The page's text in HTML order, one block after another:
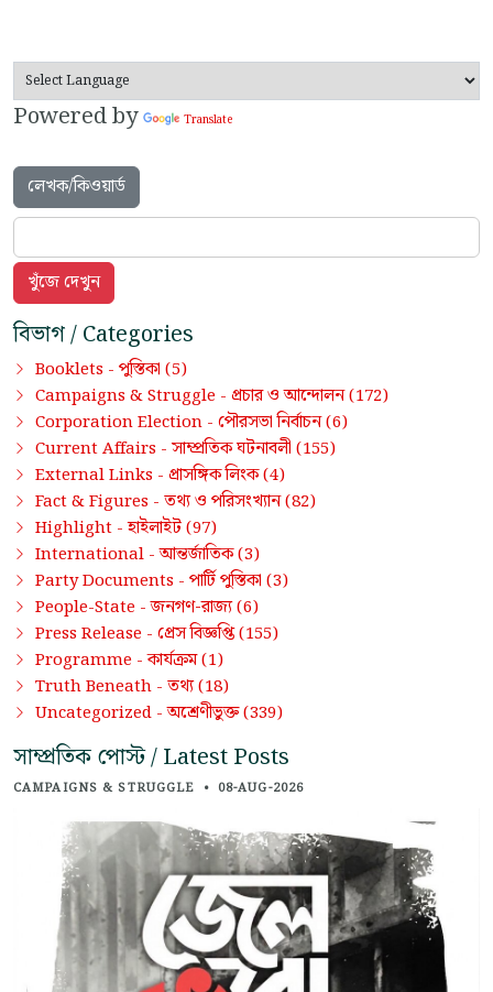
Powered by Translate
লেখক/কিওয়ার্ড
বিভাগ / Categories
Booklets - পুস্তিকা (5)
Campaigns & Struggle - প্রচার ও আন্দোলন(172)
Corporation Election - পৌরসভা নির্বাচন(6)
Current Affairs - সাম্প্রতিক ঘটনাবলী (155)
External Links - প্রাসঙ্গিক লিংক(4)
Fact & Figures - তথ্য ও পরিসংখ্যান(82)
Highlight -হাইলাইট(97)
International -আন্তর্জাতিক(3)
Party Documents - পার্টি পুস্তিকা (3)
People-State -জনগণ-রাজ্য(6)
Press Release - প্রেস বিজ্ঞপ্তি(155)
Programme -কার্যক্রম(1)
Truth Beneath - তথ্য(18)
Uncategorized -অশ্রেণীভুক্ত(339)
সাম্প্রতিক পোস্ট / Latest Posts
CAMPAIGNS & STRUGGLE • 08-AUG-2026